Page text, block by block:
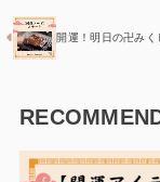
開運！明日の卍み